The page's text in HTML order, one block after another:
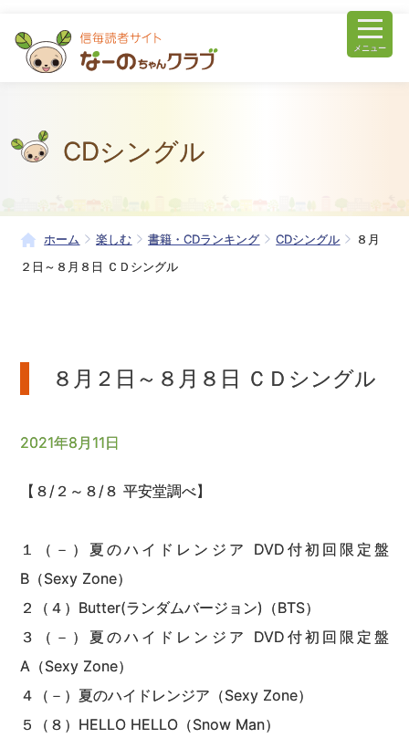
メニュー
CDシングル
ホーム 楽しむ 書籍・CDランキング CDシングル
８月
２日～８月８日 ＣＤシングル
８月２日～８月８日 ＣＤシングル
2021年8月11日
【８/２～８/８ 平安堂調べ】
１（－）夏のハイドレンジア DVD付初回限定盤
B（Sexy Zone）
２（４）Butter(ランダムバージョン)（BTS）
３（－）夏のハイドレンジア DVD付初回限定盤
A（Sexy Zone）
４（－）夏のハイドレンジア（Sexy Zone）
５（８）HELLO HELLO（Snow Man）